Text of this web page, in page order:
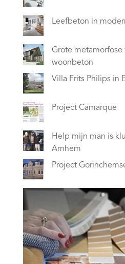
Leefbeton in
Grote
woonbeton
Villa Frits Philips in
Project Camarque
Help mijn man is
Arnhem
Project